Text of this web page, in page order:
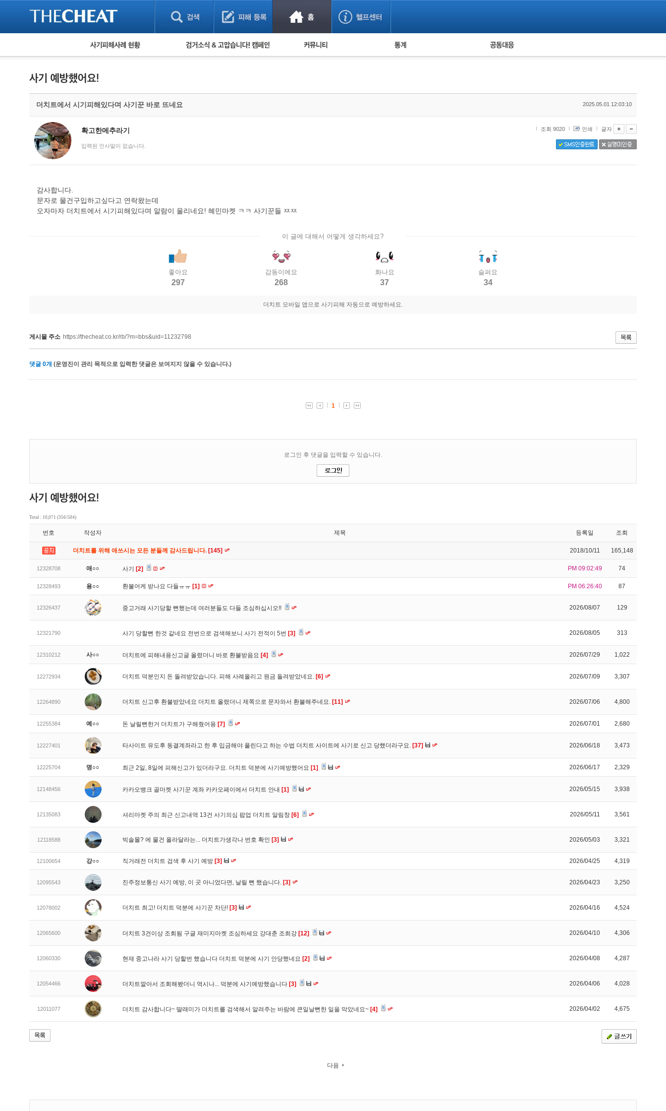
피해사례 현황
게임 · 비실물 피해사례
보이스피싱 피해사례
유해사이트 목록
비공개 피해사례
검거 소식 사기 예방했어요! 누적 피해사례 통계 피해자 공동대응
더치트에서 시기피해있다며 사기꾼 바로 뜨네요 2025.05.01 12:03:10
확고한메추라기
입력된 인사말이 없습니다.
조회 9020 인쇄 글자
감사합니다.
문자로 물건구입하고싶다고 연락왔는데
오자마자 더치트에서 시기피해있다며 알람이 울리네요! 혜민마켓 ㅋㅋ 사기꾼들 ㅉㅉ
이 글에 대해서 어떻게 생각하세요?
좋아요
297
감동이에요
268
화나요
37
슬퍼요
34
더치트 모바일 앱으로 사기피해 자동으로 예방하세요.
게시물 주소 https://thecheat.co.kr/rb/?m=bbs&uid=11232798
댓글 0개 (운영진이 관리 목적으로 입력한 댓글은 보여지지 않을 수 있습니다.)
Total : 10,071 (356/504)
번호 작성자 제목 등록일 조회
더치트를 위해 애쓰시는 모든 분들께 감사드립니다. [145] 2018/10/11 165,148
12328708 애○○ 사기 [2] PM 09:02:49 74
12328493 용○○ 환불어케 받나요 다들ㅠㅠ [1] PM 06:26:40 87
12326437 중고거래 사기당할 뻔했는데 여러분들도 다들 조심하십시오!! 2026/08/07 129
12321790 사기 당할뻔 한것 같네요 전번으로 검색해보니 사기 전적이 5번 [3] 2026/08/05 313
12310212 사○○ 더치트에 피해내용신고글 올렸더니 바로 환불받음요 [4] 2026/07/29 1,022
12272934 더치트 덕분인지 돈 돌려받았습니다. 피해 사례올리고 원금 돌려받았네요. [6] 2026/07/09 3,307
12264890 더치트 신고후 환불받았네요 더치트 올렸더니 제쪽으로 문자와서 환불해주네요. [11] 2026/07/06 4,800
12255384 예○○ 돈 날릴뻔한거 더치트가 구해줬어용 [7] 2026/07/01 2,680
12227401 타사이트 유도후 동결계좌라고 한 후 입금해야 풀린다고 하는 수법 더치트 사이트에 사기로 신고 당했더라구요. [37] 2026/06/18 3,473
12225704 명○○ 최근 2일, 8일에 피해신고가 있더라구요. 더치트 덕분에 사기예방했어요 [1] 2026/06/17 2,329
12148456 카카오뱅크 골마켓 사기꾼 계좌 카카오페이에서 더치트 안내 [1] 2026/05/15 3,938
12135083 셔리마켓 주의 최근 신고내역 13건 사기의심 팝업 더치트 알림창 [6] 2026/05/11 3,561
12118588 빅솔몰? 에 물건 올라달라는... 더치트가생각나 번호 확인 [3] 2026/05/03 3,321
12100654 강○○ 직거래전 더치트 검색 후 사기 예방 [3] 2026/04/25 4,319
12095543 진주정보통신 사기 예방, 이 곳 아니었다면, 날릴 뻔 했습니다. [3] 2026/04/23 3,250
12078002 더치트 최고! 더치트 덕분에 사기꾼 차단! [3] 2026/04/16 4,524
12065600 더치트 3건이상 조회됨 구글 재미지마켓 조심하세요 강대춘 조희강 [12] 2026/04/10 4,306
12060330 현재 중고나라 사기 당할번 했습니다 더치트 덕분에 사기 안당했네요 [2] 2026/04/08 4,287
12054466 더치트깔아서 조회해봤더니 역시나... 덕분에 사기예방했습니다 [3] 2026/04/06 4,028
12011077 더치트 감사합니다~ 딸래미가 더치트를 검색해서 알려주는 바람에 큰일날뻔한 일을 막았네요~ [4] 2026/04/02 4,675
다음